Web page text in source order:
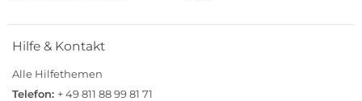
Hilfe & Kontakt
Alle Hilfethemen
Telefon: + 49 811 88 99 81 71